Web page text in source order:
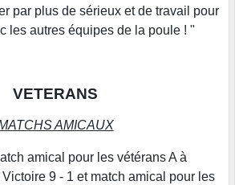
par plus de sérieux et de travail pour
les autres équipes de la poule ! "
VETERANS
AMICAUX
amical pour les vétérans A à
9 - 1 et match amical pour les